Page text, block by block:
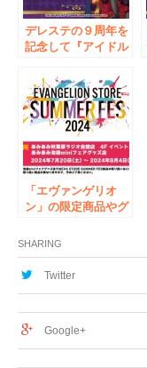
デレステの９周年を
記念して『アイドル
ラガールズ POPUP
SHOP in AmiAmi』
が開催。
「エヴァンゲリオ
ン」の限定商品やグ
STORE SUMMER
FES2024 in
amiami』が、7月20
SHARING
Twitter
Google+